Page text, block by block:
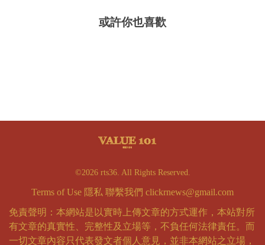
或許你也喜歡
©2026 rts36. All Rights Reserved.
Terms of Use 隱私 聯繫我們 clickrnews@gmail.com
免責聲明：本網站是以實時上傳文章的方式運作，本站對所
有文章的真實性、完整性及立場等，不負任何法律責任。而
一切文章內容只代表發文者個人意見，並非本網站之立場，